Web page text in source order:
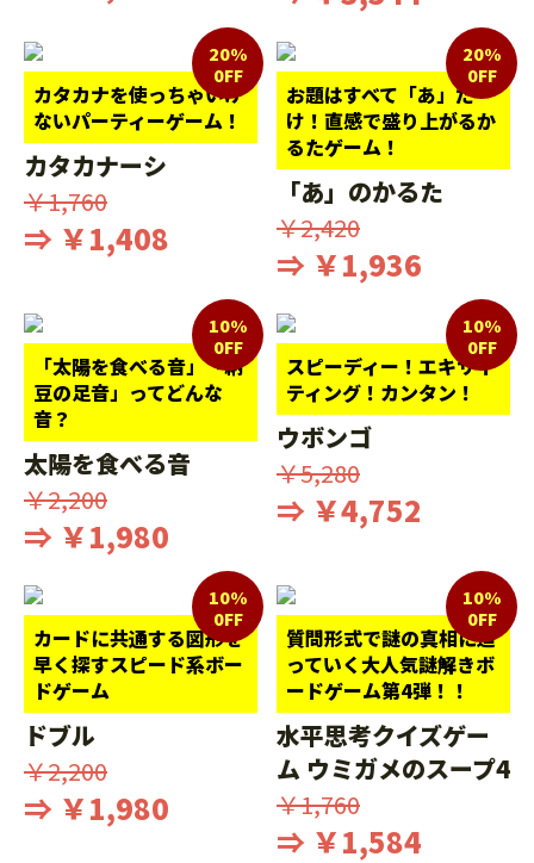
カタカナを使っちゃいけ
ないパーティーゲーム！
20%
0FF
カタカナーシ
￥1,760
⇒ ￥1,408
お題はすべて「あ」だ
け！直感で盛り上がるか
るたゲーム！
20%
0FF
「あ」のかるた
￥2,420
⇒ ￥1,936
「太陽を食べる音」「納
豆の足音」ってどんな
音？
10%
0FF
太陽を食べる音
￥2,200
⇒ ￥1,980
スピーディー！エキサイ
ティング！カンタン！
10%
0FF
ウボンゴ
￥5,280
⇒ ￥4,752
カードに共通する図形を
早く探すスピード系ボー
ドゲーム
10%
0FF
ドブル
￥2,200
⇒ ￥1,980
質問形式で謎の真相に迫
っていく大人気謎解きボ
ードゲーム第4弾！！
10%
0FF
水平思考クイズゲー
ム ウミガメのスープ4
￥1,760
⇒ ￥1,584